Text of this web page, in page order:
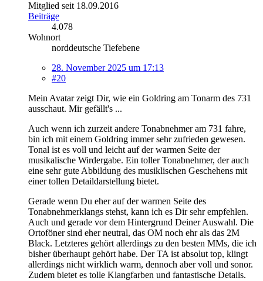
Mitglied seit 18.09.2016
Beiträge
4.078
Wohnort
norddeutsche Tiefebene
28. November 2025 um 17:13
#20
Mein Avatar zeigt Dir, wie ein Goldring am Tonarm des 731
ausschaut. Mir gefällt's ...
Auch wenn ich zurzeit andere Tonabnehmer am 731 fahre,
bin ich mit einem Goldring immer sehr zufrieden gewesen.
Tonal ist es voll und leicht auf der warmen Seite der
musikalische Wirdergabe. Ein toller Tonabnehmer, der auch
eine sehr gute Abbildung des musiklischen Geschehens mit
einer tollen Detaildarstellung bietet.
Gerade wenn Du eher auf der warmen Seite des
Tonabnehmerklangs stehst, kann ich es Dir sehr empfehlen.
Auch und gerade vor dem Hintergrund Deiner Auswahl. Die
Ortoföner sind eher neutral, das OM noch ehr als das 2M
Black. Letzteres gehört allerdings zu den besten MMs, die ich
bisher überhaupt gehört habe. Der TA ist absolut top, klingt
allerdings nicht wirklich warm, dennoch aber voll und sonor.
Zudem bietet es tolle Klangfarben und fantastische Details.